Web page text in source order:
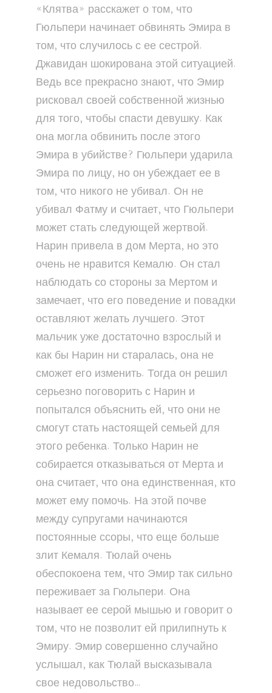
«Клятва» расскажет о том, что
Гюльпери начинает обвинять Эмира в
том, что случилось с ее сестрой.
Джавидан шокирована этой ситуацией.
Ведь все прекрасно знают, что Эмир
рисковал своей собственной жизнью
для того, чтобы спасти девушку. Как
она могла обвинить после этого
Эмира в убийстве? Гюльпери ударила
Эмира по лицу, но он убеждает ее в
том, что никого не убивал. Он не
убивал Фатму и считает, что Гюльпери
может стать следующей жертвой.
Нарин привела в дом Мерта, но это
очень не нравится Кемалю. Он стал
наблюдать со стороны за Мертом и
замечает, что его поведение и повадки
оставляют желать лучшего. Этот
мальчик уже достаточно взрослый и
как бы Нарин ни старалась, она не
сможет его изменить. Тогда он решил
серьезно поговорить с Нарин и
попытался объяснить ей, что они не
смогут стать настоящей семьей для
этого ребенка. Только Нарин не
собирается отказываться от Мерта и
она считает, что она единственная, кто
может ему помочь. На этой почве
между супругами начинаются
постоянные ссоры, что еще больше
злит Кемаля. Тюлай очень
обеспокоена тем, что Эмир так сильно
переживает за Гюльпери. Она
называет ее серой мышью и говорит о
том, что не позволит ей прилипнуть к
Эмиру. Эмир совершенно случайно
услышал, как Тюлай высказывала
свое недовольство…